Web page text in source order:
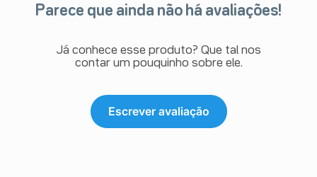
Parece que ainda não há avaliações!
Já conhece esse produto? Que tal nos
contar um pouquinho sobre ele.
Escrever avaliação